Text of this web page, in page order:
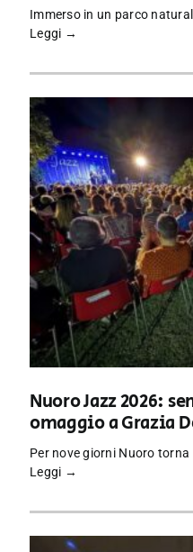
Immerso in un parco
Leggi →
Nuoro Jazz 2026:
omaggio a Grazia
Per nove giorni Nuoro
Leggi →